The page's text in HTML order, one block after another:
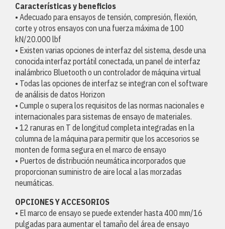
Características y beneficios
• Adecuado para ensayos de tensión, compresión, flexión,
corte y otros ensayos con una fuerza máxima de 100
kN/20.000 lbf
• Existen varias opciones de interfaz del sistema, desde una
conocida interfaz portátil conectada, un panel de interfaz
inalámbrico Bluetooth o un controlador de máquina virtual
• Todas las opciones de interfaz se integran con el software
de análisis de datos Horizon
• Cumple o supera los requisitos de las normas nacionales e
internacionales para sistemas de ensayo de materiales.
• 12 ranuras en T de longitud completa integradas en la
columna de la máquina para permitir que los accesorios se
monten de forma segura en el marco de ensayo
• Puertos de distribución neumática incorporados que
proporcionan suministro de aire local a las morzadas
neumáticas.
OPCIONES Y ACCESORIOS
• El marco de ensayo se puede extender hasta 400 mm/16
pulgadas para aumentar el tamaño del área de ensayo